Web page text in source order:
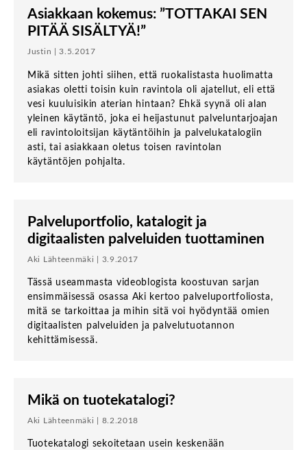
Asiakkaan kokemus: ”TOTTAKAI SEN
PITÄÄ SISÄLTYÄ!”
Justin | 3.5.2017
Mikä sitten johti siihen, että ruokalistasta huolimatta
asiakas oletti toisin kuin ravintola oli ajatellut, eli että
vesi kuuluisikin aterian hintaan? Ehkä syynä oli alan
yleinen käytäntö, joka ei heijastunut palveluntarjoajan
eli ravintoloitsijan käytäntöihin ja palvelukatalogiin
asti, tai asiakkaan oletus toisen ravintolan
käytäntöjen pohjalta.
Palveluportfolio, katalogit ja
digitaalisten palveluiden tuottaminen
Aki Lähteenmäki | 3.9.2017
Tässä useammasta videoblogista koostuvan sarjan
ensimmäisessä osassa Aki kertoo palveluportfoliosta,
mitä se tarkoittaa ja mihin sitä voi hyödyntää omien
digitaalisten palveluiden ja palvelutuotannon
kehittämisessä.
Mikä on tuotekatalogi?
Aki Lähteenmäki | 8.2.2018
Tuotekatalogi sekoitetaan usein keskenään